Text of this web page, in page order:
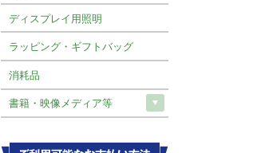
ディスプレイ用照明
ラッピング・ギフトバッグ
消耗品
書籍・映像メディア等